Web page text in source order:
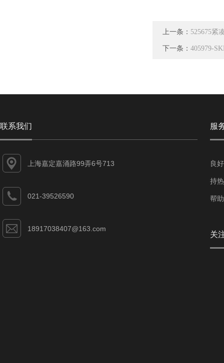
上一条： 525675紧
下一条： 405979-
联系我们
上海嘉定嘉涌路99弄6号713
021-39526590
18917038407@163.com
服
良
持
帮
关